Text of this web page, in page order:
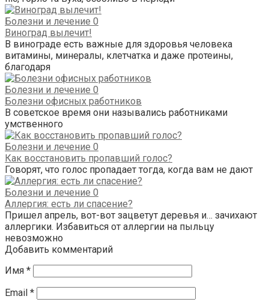
Болезни и лечение 0
Виноград вылечит!
В винограде есть важные для здоровья человека
витамины, минералы, клетчатка и даже протеины,
благодаря
Болезни и лечение 0
Болезни офисных работников
В советское время они назывались работниками
умственного
Болезни и лечение 0
Как восстановить пропавший голос?
Говорят, что голос пропадает тогда, когда вам не дают
Болезни и лечение 0
Аллергия: есть ли спасение?
Пришел апрель, вот-вот зацветут деревья и… зачихают
аллергики. Избавиться от аллергии на пыльцу
невозможно
Добавить комментарий
Имя *
Email *